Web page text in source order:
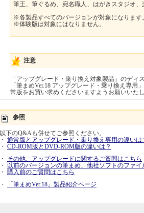
筆王、筆ぐるめ、宛名職人、はがきスタジオ
※各製品すべてのバージョンが対象になります
※体験版は対象にはなりません。
注意
「アップグレード・乗り換え対象製品」のデ
「筆まめVer.18 アップグレード・乗り換え専
常版をお買い求めくださいますようお願いいた
参照
以下のQ&Aも併せてご参照ください。
・ 通常版とアップグレード・乗り換え専用の違いは
・ CD-ROM版とDVD-ROM版の違いは？
・ その他、アップグレードに関するご質問はこちら
・
以前のバージョンの筆まめ、他社ソフトのファ
・ 購入前のご質問はこちら
・
「筆まめVer.18」製品紹介ページ